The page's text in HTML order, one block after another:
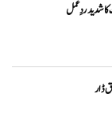
کا شدید ردِعمل
ڈار